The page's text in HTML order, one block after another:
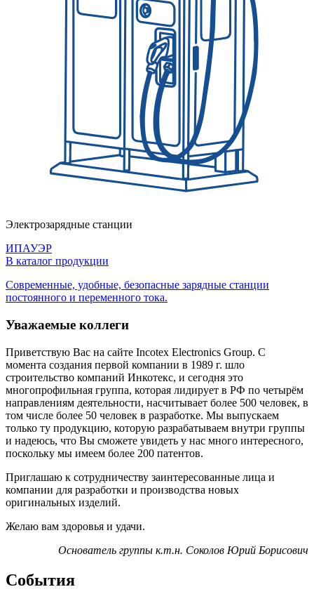
Электрозарядные станции
ИПАУЭР
В каталог продукции
Современные, удобные, безопасные зарядные станции
постоянного и переменного тока.
Уважаемые коллеги
Приветствую Вас на сайте Incotex Electronics Group. С
момента создания первой компании в 1989 г. шло
строительство компаний Инкотекс, и сегодня это
многопрофильная группа, которая лидирует в РФ по четырём
направлениям деятельности, насчитывает более 500 человек, в
том числе более 50 человек в разработке. Мы выпускаем
только ту продукцию, которую разрабатываем внутри группы
и надеюсь, что Вы сможете увидеть у нас много интересного,
поскольку мы имеем более 200 патентов.
Приглашаю к сотрудничеству заинтересованные лица и
компании для разработки и производства новых
оригинальных изделий.
Желаю вам здоровья и удачи.
Основатель группы к.т.н. Соколов Юрий Борисович
События